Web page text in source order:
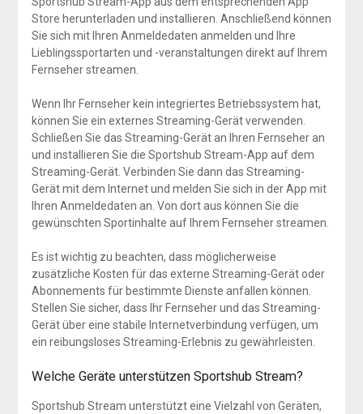
Store herunterladen und installieren. Anschließend können
Sie sich mit Ihren Anmeldedaten anmelden und Ihre
Lieblingssportarten und -veranstaltungen direkt auf Ihrem
Fernseher streamen.
Wenn Ihr Fernseher kein integriertes Betriebssystem hat,
können Sie ein externes Streaming-Gerät verwenden.
Schließen Sie das Streaming-Gerät an Ihren Fernseher an
und installieren Sie die Sportshub Stream-App auf dem
Streaming-Gerät. Verbinden Sie dann das Streaming-
Gerät mit dem Internet und melden Sie sich in der App mit
Ihren Anmeldedaten an. Von dort aus können Sie die
gewünschten Sportinhalte auf Ihrem Fernseher streamen.
Es ist wichtig zu beachten, dass möglicherweise
zusätzliche Kosten für das externe Streaming-Gerät oder
Abonnements für bestimmte Dienste anfallen können.
Stellen Sie sicher, dass Ihr Fernseher und das Streaming-
Gerät über eine stabile Internetverbindung verfügen, um
ein reibungsloses Streaming-Erlebnis zu gewährleisten.
Welche Geräte unterstützen Sportshub Stream?
Sportshub Stream unterstützt eine Vielzahl von Geräten,